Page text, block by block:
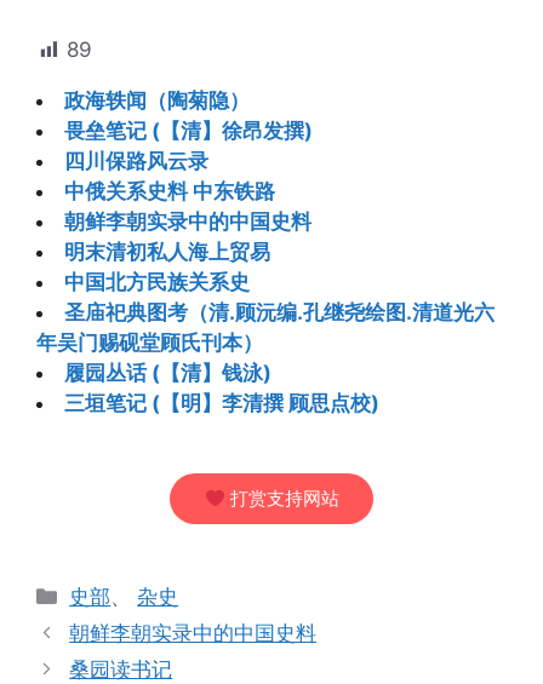
89
政海轶闻（陶菊隐）
畏垒笔记 (【清】徐昂发撰)
四川保路风云录
中俄关系史料 中东铁路
朝鲜李朝实录中的中国史料
明末清初私人海上贸易
中国北方民族关系史
圣庙祀典图考（清.顾沅编.孔继尧绘图.清道光六
年吴门赐砚堂顾氏刊本）
履园丛话 (【清】钱泳)
三垣笔记 (【明】李清撰 顾思点校)
打赏支持网站
分
类
史部、杂史
朝鲜李朝实录中的中国史料
桑园读书记